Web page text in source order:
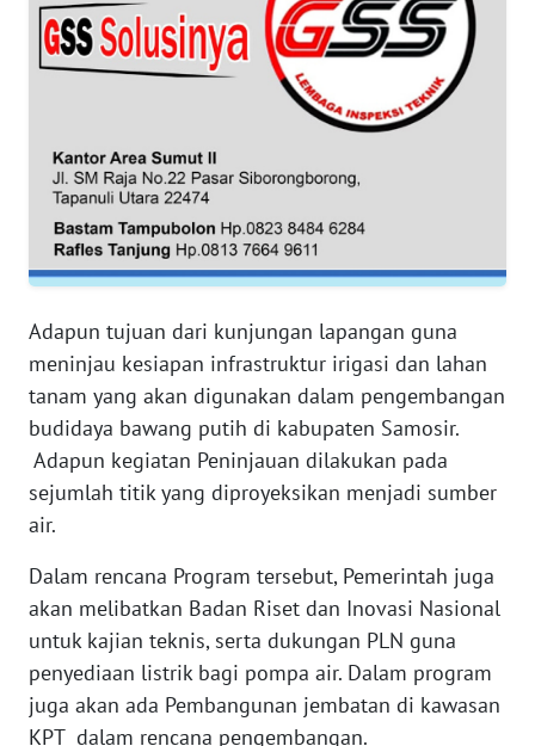
Adapun tujuan dari kunjungan lapangan guna
meninjau kesiapan infrastruktur irigasi dan lahan
tanam yang akan digunakan dalam pengembangan
budidaya bawang putih di kabupaten Samosir.
Adapun kegiatan Peninjauan dilakukan pada
sejumlah titik yang diproyeksikan menjadi sumber
air.
Dalam rencana Program tersebut, Pemerintah juga
akan melibatkan Badan Riset dan Inovasi Nasional
untuk kajian teknis, serta dukungan PLN guna
penyediaan listrik bagi pompa air. Dalam program
juga akan ada Pembangunan jembatan di kawasan
KPT dalam rencana pengembangan.
SULTENG
WN
WN
BABEL
WN
SUMBAR
WN
SUMSEL
WN
BENGKULU
WN
JATENG
WN
NUSANTARA